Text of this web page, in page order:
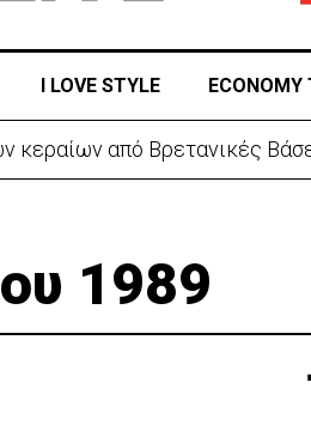
I LOVE STYLE ECONOMY
και από Ισπανία στα
1989